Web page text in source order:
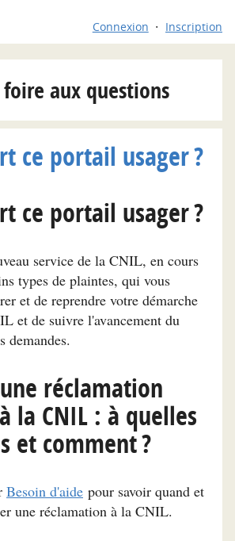
Connexion Inscription
aux questions
ce portail usager ?
ce portail usager ?
service de la CNIL, en cours
types de plaintes, qui vous
et de reprendre votre démarche
et de suivre l'avancement du
demandes.
réclamation
la CNIL : à quelles
et comment ?
Besoin d'aide pour savoir quand et
une réclamation à la CNIL.